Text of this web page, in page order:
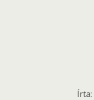
Írta: